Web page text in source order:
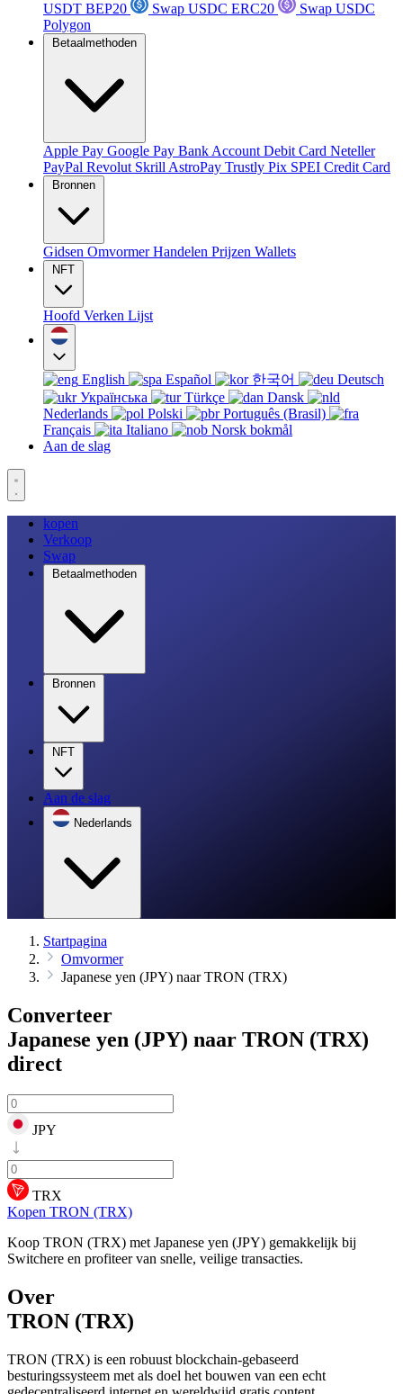
USDT BEP20
Swap USDC ERC20
Swap USDC
Polygon
Betaalmethoden
Apple Pay Google Pay Bank Account Debit Card Neteller
PayPal Revolut Skrill AstroPay Trustly Pix SPEI Credit Card
Bronnen
Gidsen OmvormerHandelen Prijzen Wallets
NFT
Hoofd Verken Lijst
English Español 한국어
Deutsch
Українська
Türkçe
Dansk
Nederlands
Polski
Português (Brasil)
Français
Italiano
Norsk bokmål
Aan de slag
kopen
Verkoop
Swap
Betaalmethoden
Bronnen
NFT
Aan de slag
Nederlands
Startpagina
Omvormer
Japanese yen (JPY) naar TRON (TRX)
Converteer
Japanese yen (JPY) naar TRON (TRX)
direct
JPY
TRX
Kopen TRON (TRX)
Koop TRON (TRX) met Japanese yen (JPY) gemakkelijk bij
Switchere en profiteer van snelle, veilige transacties.
Over
TRON (TRX)
TRON (TRX) is een robuust blockchain-gebaseerd
besturingssysteem met als doel het bouwen van een echt